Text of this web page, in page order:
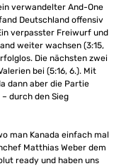
verwandelter And-One
Deutschland offensiv
verpasster Freiwurf und
weiter wachsen (3:15,
Die nächsten zwei
bei (5:16, 6.). Mit
dann aber die Partie
durch den Sieg
man Kanada einfach mal
Matthias Weber dem
ready und haben uns